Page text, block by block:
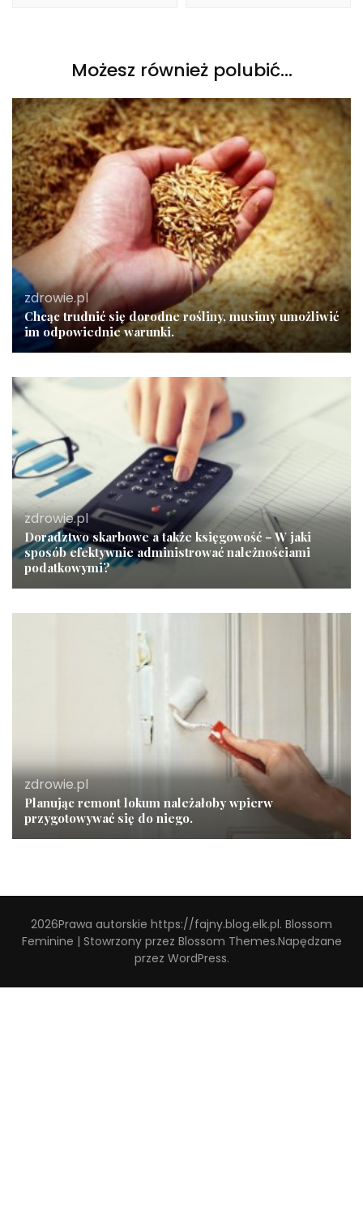
Możesz również polubić…
zdrowie.pl
Chcąc trudnić się dorodne rośliny, musimy umożliwić
im odpowiednie warunki.
zdrowie.pl
Doradztwo skarbowe a także księgowość – W jaki
sposób efektywnie administrować należnościami
podatkowymi?
zdrowie.pl
Planując remont lokum należałoby wpierw
przygotowywać się do niego.
2026Prawa autorskie https://fajny.blog.elk.pl. Blossom
Feminine | Stowrzony przez Blossom Themes.Napędzane
przez WordPress.